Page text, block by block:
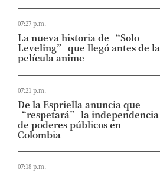
07:27 p.m.
La nueva historia de “Solo
Leveling” que llegó antes de la
película anime
07:21 p.m.
De la Espriella anuncia que
“respetará” la independencia
de poderes públicos en
Colombia
07:18 p.m.